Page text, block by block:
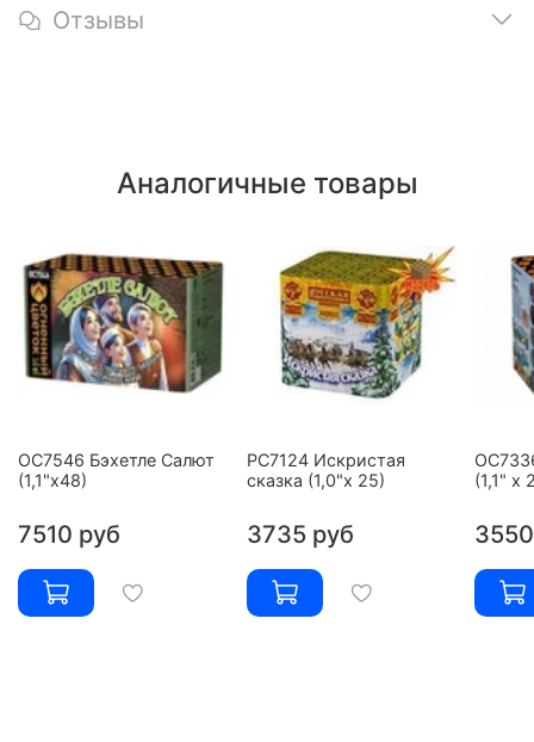
Отзывы
Аналогичные товары
ОС7546 Бэхетле Салют
(1,1"х48)
7510 руб
РС7124 Искристая
сказка (1,0"х 25)
3735 руб
(1,1" х